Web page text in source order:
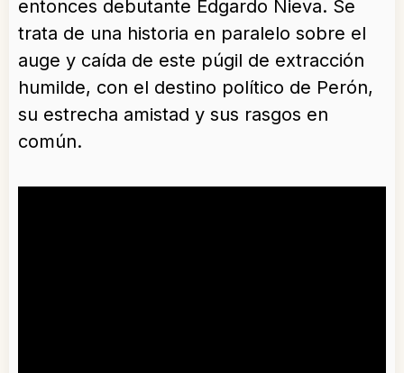
entonces debutante Edgardo Nieva. Se
trata de una historia en paralelo sobre el
auge y caída de este púgil de extracción
humilde, con el destino político de Perón,
su estrecha amistad y sus rasgos en
común.